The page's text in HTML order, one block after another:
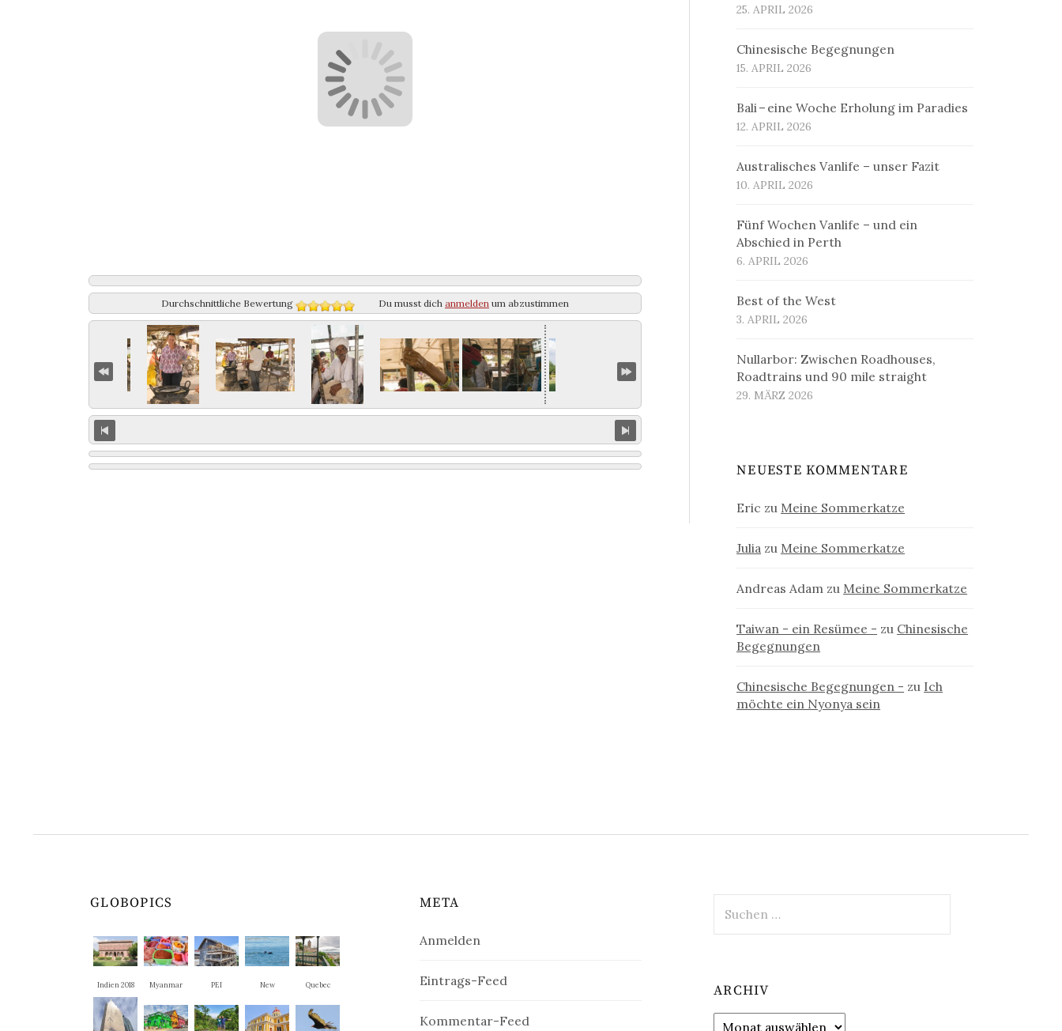
Durchschnittliche Bewertung Du musst dich anmelden um abzustimmen
25. APRIL 2026
Chinesische Begegnungen
15. APRIL 2026
Bali – eine Woche Erholung im Paradies
12. APRIL 2026
Australisches Vanlife – unser Fazit
10. APRIL 2026
Fünf Wochen Vanlife – und ein
Abschied in Perth
6. APRIL 2026
Best of the West
3. APRIL 2026
Nullarbor: Zwischen Roadhouses,
Roadtrains und 90 mile straight
29. MÄRZ 2026
NEUESTE KOMMENTARE
Eric zu Meine Sommerkatze
Julia zu Meine Sommerkatze
Andreas Adam zu Meine Sommerkatze
Taiwan - ein Resümee - zu Chinesische
Begegnungen
Chinesische Begegnungen - zu Ich
möchte ein Nyonya sein
GLOBOPICS
Indien 2018 Myanmar PEI New Quebec
META
Anmelden
Eintrags-Feed
Kommentar-Feed
nach:
ARCHIV
Archiv